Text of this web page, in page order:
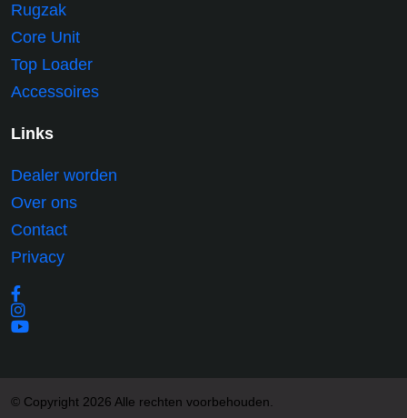
Rugzak
Core Unit
Top Loader
Accessoires
Links
Dealer worden
Over ons
Contact
Privacy
© Copyright 2026 Alle rechten voorbehouden.